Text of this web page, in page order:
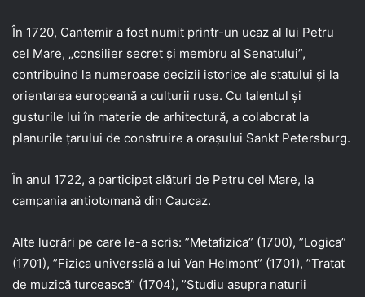
În 1720, Cantemir a fost numit printr-un ucaz al lui Petru
cel Mare, „consilier secret şi membru al Senatului”,
contribuind la numeroase decizii istorice ale statului şi la
orientarea europeană a culturii ruse. Cu talentul şi
gusturile lui în materie de arhitectură, a colaborat la
planurile ţarului de construire a oraşului Sankt Petersburg.
În anul 1722, a participat alături de Petru cel Mare, la
campania antiotomană din Caucaz.
Alte lucrări pe care le-a scris: ”Metafizica” (1700), ”Logica”
(1701), ”Fizica universală a lui Van Helmont” (1701), ”Tratat
de muzică turcească” (1704), ”Studiu asupra naturii